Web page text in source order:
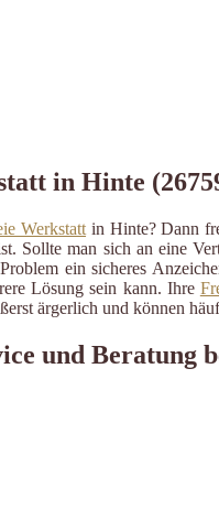
in Hinte
Werkstatt in Hinte? Dann
Sollte man sich an eine
ein sicheres
Lösung sein kann. Ihre
ärgerlich und können
und Beratung